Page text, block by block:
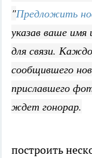
"Предложить
указав ваше
для связи.
сообщившего
приславшего
ждет гонорар.
построить